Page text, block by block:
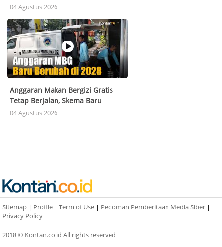
04 Agustus 2026
Anggaran Makan Bergizi Gratis
Tetap Berjalan, Skema Baru
Berlaku 2028
04 Agustus 2026
Sitemap | Profile | Term of Use | Pedoman Pemberitaan Media Siber |
Privacy Policy
2018 © Kontan.co.id All rights reserved